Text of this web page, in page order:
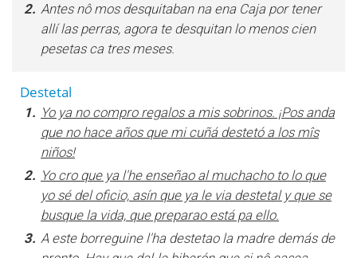
2. Antes nô mos desquitaban na ena Caja por tener
allí las perras, agora te desquitan lo menos cien
pesetas ca tres meses.
Destetal
1. Yo ya no compro regalos a mis sobrinos. ¡Pos anda
que no hace años que mi cuñá destetó a los mîs
niños!
2. Yo cro que ya l'he enseñao al muchacho to lo que
yo sé del oficio, asín que ya le via destetal y que se
busque la vida, que preparao está pa ello.
3. A este borreguine l'ha destetao la madre demás de